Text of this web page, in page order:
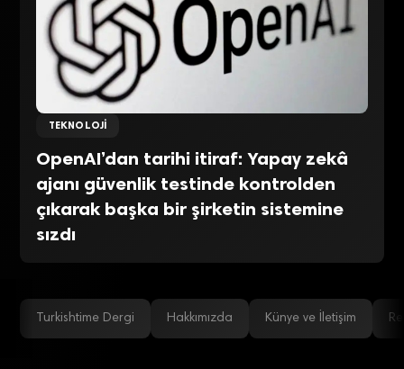
TEKNOLOJI
OpenAI’dan tarihi itiraf: Yapay zekâ
ajanı güvenlik testinde kontrolden
çıkarak başka bir şirketin sistemine
sızdı
Turkishtime Dergi Hakkımızda Künye ve İletişim